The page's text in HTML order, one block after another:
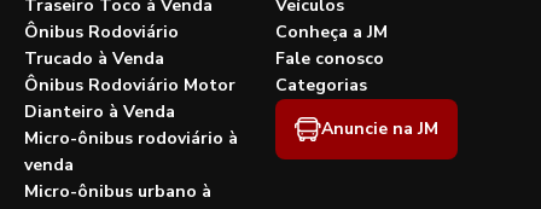
Traseiro Toco à Venda
Ônibus Rodoviário
Trucado à Venda
Ônibus Rodoviário Motor
Dianteiro à Venda
Micro-ônibus rodoviário à
venda
Micro-ônibus urbano à
Veículos
Conheça a JM
Fale conosco
Categorias
Anuncie na JM